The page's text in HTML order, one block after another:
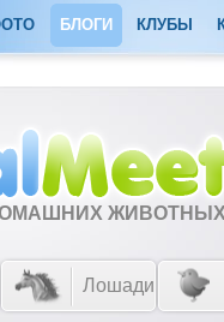
БЛОГИ КЛУБЫ
Лошади